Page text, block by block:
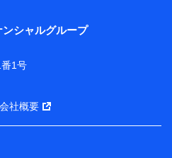
ュボードの「第三者提供の
らず、共同利用する場合があ
ないお客さま（2019年12
トクラブ会員であったこと
する、2019年12月10日以
、こちら の利用目的の範囲内
・フィナンシャルグループ
シャルグループ
1号
会社概要